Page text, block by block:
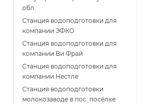
обл.
Станция водоподготовки для
компании ЭФКО
Станция водоподготовки для
компании Ви Фрай
Станция водоподготовки для
компании Нестле
Станция водоподготовки
молокозаводе в пос. посёлке